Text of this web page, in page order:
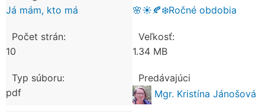
Já mám, kto má
🌸☀️🍂❄️Ročné obdobia
Počet strán:
10
Veľkosť:
1.34 MB
Typ súboru:
pdf
Predávajúci
Mgr. Kristína Jánošová